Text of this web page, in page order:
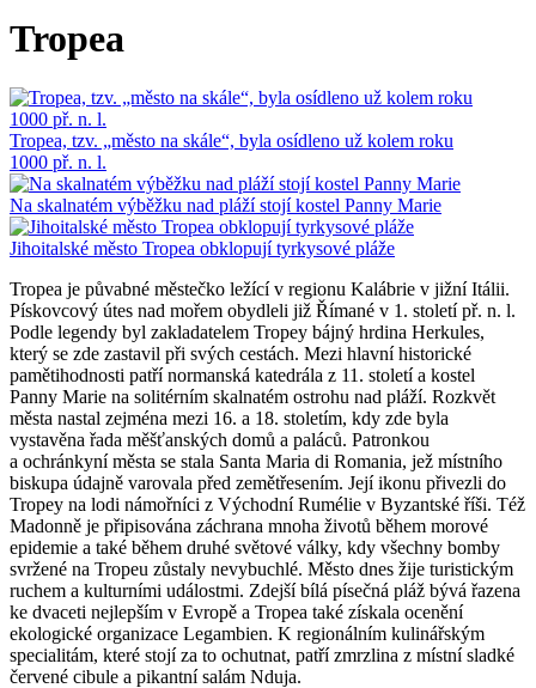
Tropea
Tropea, tzv. „město na skále“, byla osídleno už kolem roku
1000 př. n. l.
Na skalnatém výběžku nad pláží stojí kostel Panny Marie
Jihoitalské město Tropea obklopují tyrkysové pláže
Tropea je půvabné městečko ležící v regionu Kalábrie v jižní Itálii.
Pískovcový útes nad mořem obydleli již Římané v 1. století př. n. l.
Podle legendy byl zakladatelem Tropey bájný hrdina Herkules,
který se zde zastavil při svých cestách. Mezi hlavní historické
pamětihodnosti patří normanská katedrála z 11. století a kostel
Panny Marie na solitérním skalnatém ostrohu nad pláží. Rozkvět
města nastal zejména mezi 16. a 18. stoletím, kdy zde byla
vystavěna řada měšťanských domů a paláců. Patronkou
a ochránkyní města se stala Santa Maria di Romania, jež místního
biskupa údajně varovala před zemětřesením. Její ikonu přivezli do
Tropey na lodi námořníci z Východní Rumélie v Byzantské říši. Též
Madonně je připisována záchrana mnoha životů během morové
epidemie a také během druhé světové války, kdy všechny bomby
svržené na Tropeu zůstaly nevybuchlé. Město dnes žije turistickým
ruchem a kulturními událostmi. Zdejší bílá písečná pláž bývá řazena
ke dvaceti nejlepším v Evropě a Tropea také získala ocenění
ekologické organizace Legambien. K regionálním kulinářským
specialitám, které stojí za to ochutnat, patří zmrzlina z místní sladké
červené cibule a pikantní salám Nduja.